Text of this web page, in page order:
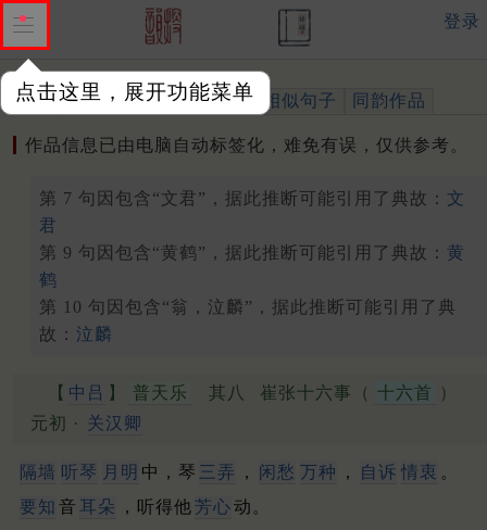
点击这里，展开功能菜单
登录
作品 标注四声 出处、引用 相似句子 同韵作品
作品信息已由电脑自动标签化，难免有误，仅供参考。
第 7 句因包含“文君”，据此推断可能引用了典故： 文
君
第 9 句因包含“黄鹤”，据此推断可能引用了典故： 黄
鹤
第 10 句因包含“翁，泣麟”，据此推断可能引用了典
故： 泣麟
【 中吕 】 普天乐 其八 崔张十六事（ 十六首
）
元初 ·
关汉卿
隔墙 听琴 月明 中，琴 三弄 ， 闲愁 万种 ， 自诉 情衷 。
要知 音 耳朵 ，听得他芳心动。